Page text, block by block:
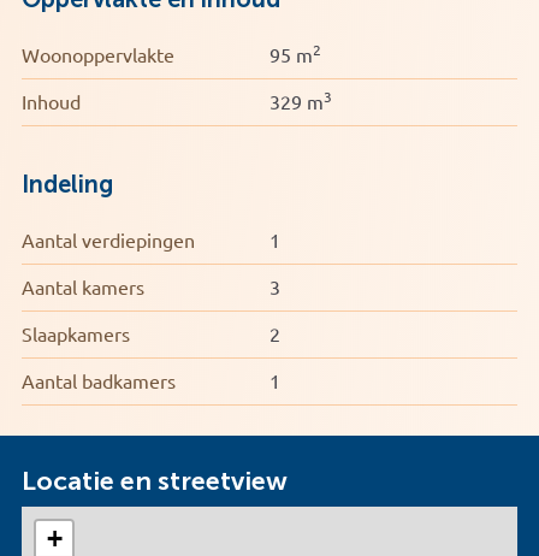
Woonoppervlakte 95 m2
Inhoud 329 m3
Indeling
Aantal verdiepingen 1
Aantal kamers 3
Slaapkamers 2
Aantal badkamers 1
Locatie en streetview
+